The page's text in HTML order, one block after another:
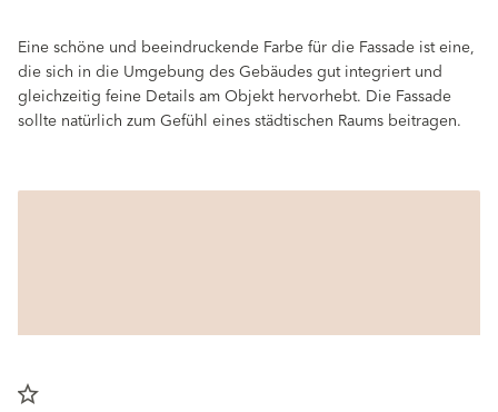
Eine schöne und beeindruckende Farbe für die Fassade ist eine,
die sich in die Umgebung des Gebäudes gut integriert und
gleichzeitig feine Details am Objekt hervorhebt. Die Fassade
sollte natürlich zum Gefühl eines städtischen Raums beitragen.
star_border